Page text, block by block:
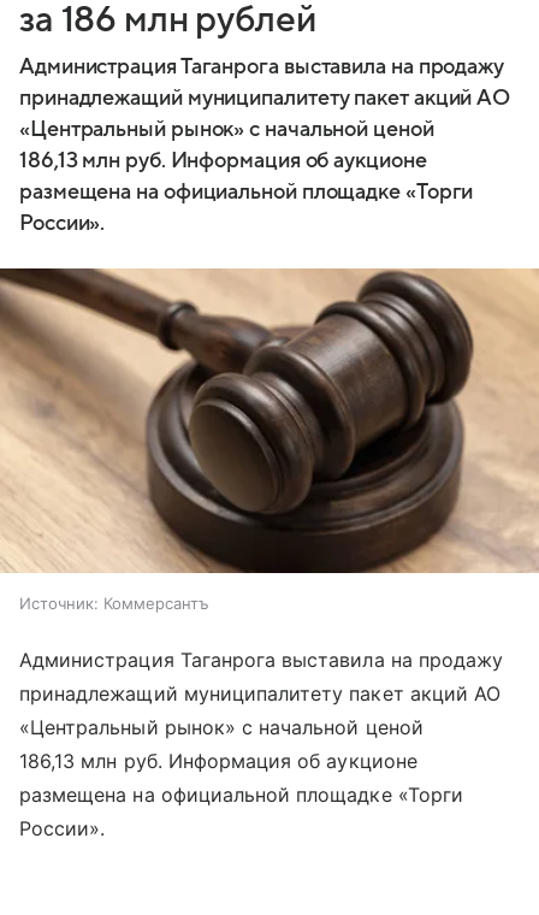
за 186 млн рублей
Администрация Таганрога выставила на продажу
принадлежащий муниципалитету пакет акций АО
«Центральный рынок» с начальной ценой
186,13 млн руб. Информация об аукционе
размещена на официальной площадке «Торги
России».
Источник: Коммерсантъ
Администрация Таганрога выставила на продажу
принадлежащий муниципалитету пакет акций АО
«Центральный рынок» с начальной ценой
186,13 млн руб. Информация об аукционе
размещена на официальной площадке «Торги
России».